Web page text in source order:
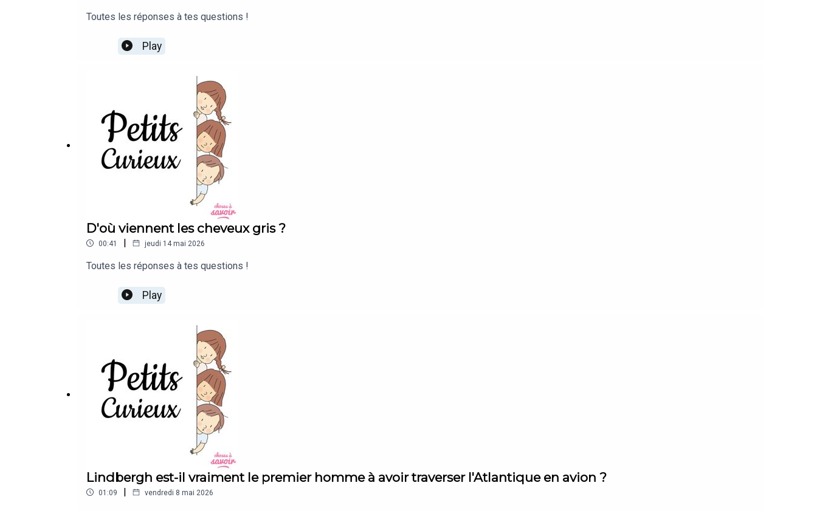
Toutes les réponses à tes questions !
Play
D'où viennent les cheveux gris ?
00:41 | jeudi 14 mai 2026
Toutes les réponses à tes questions !
Play
Lindbergh est-il vraiment le premier homme à avoir traverser l'Atlantique en avion ?
01:09 | vendredi 8 mai 2026